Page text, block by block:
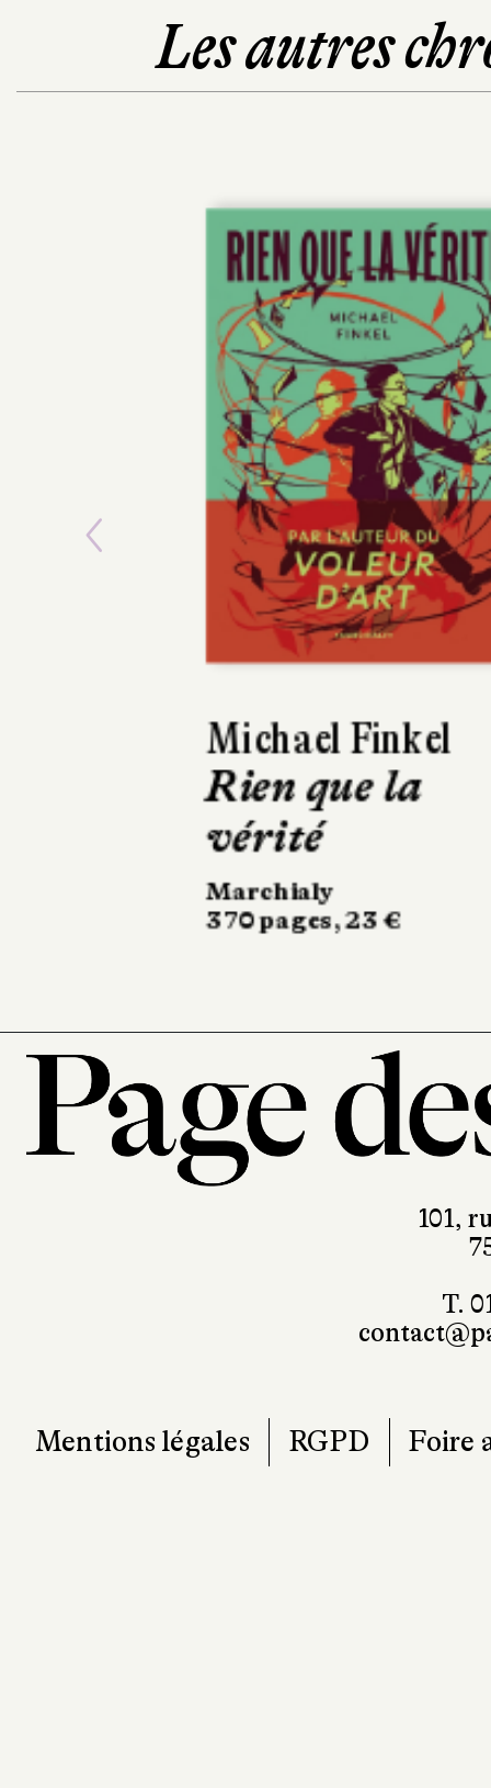
Les autres
Emmanuel
Sur la route
la Loire
Stock
266 pages, 20,90 €
Previous
101,
T.
Mentions légales RGPD Foire